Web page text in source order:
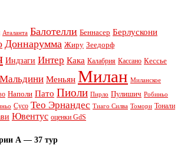
Аталанта Балотелли Беннасер Берлускони
Доннарумма Жиру Зеедорф
Индзаги Интер Кака Калабрия Кассано Кессье
Мальдини Меньян Милан Миланское
Наполи Пато Пиоли Пирло Пулишич Робиньо
Сусо Тео Эрнандес Тиаго Силва Томори Тонали
Ювентус оценки GdS
А — 37 тур